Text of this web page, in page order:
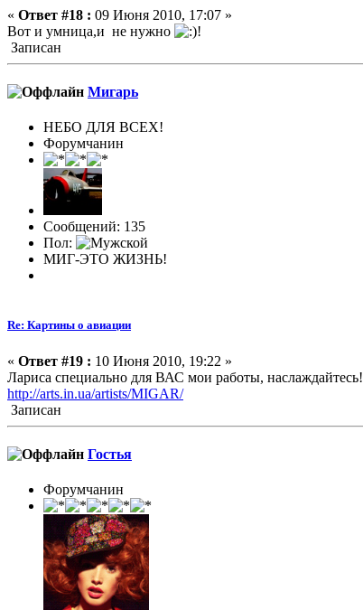
« Ответ #18 : 09 Июня 2010, 17:07 »
Вот и умница,и не нужно
!
Записан
Мигарь
НЕБО ДЛЯ ВСЕХ!
Форумчанин
Сообщений: 135
Пол:
МИГ-ЭТО ЖИЗНЬ!
Re: Картины о авиации
« Ответ #19 : 10 Июня 2010, 19:22 »
Лариса специально для ВАС мои работы, наслаждайтесь!
http://arts.in.ua/artists/MIGAR/
Записан
Гостья
Форумчанин